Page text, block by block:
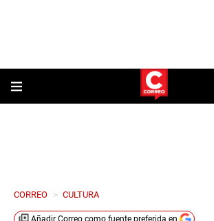
CORREO > CULTURA
Añadir Correo como fuente preferida en